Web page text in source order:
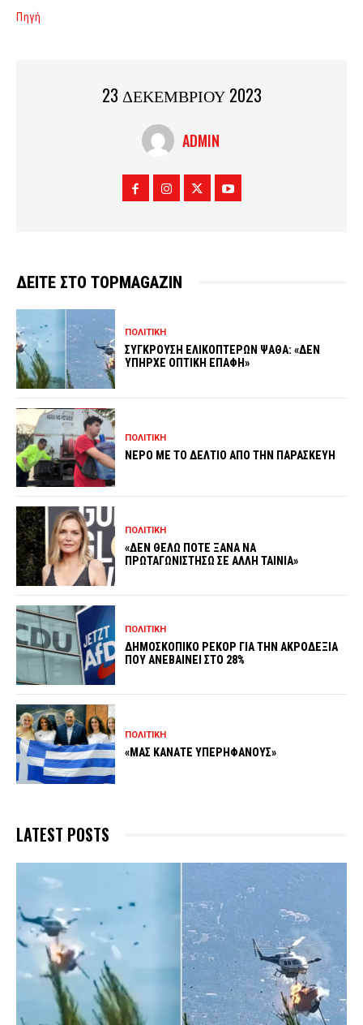
Πηγή
23 ΔΕΚΕΜΒΡΙΟΥ 2023
ADMIN
ΔΕΙΤΕ ΣΤΟ TOPMAGAZIN
ΠΟΛΙΤΙΚΗ
ΣΥΓΚΡΟΥΣΗ ΕΛΙΚΟΠΤΕΡΩΝ ΨΑΘΑ: «ΔΕΝ
ΥΠΗΡΧΕ ΟΠΤΙΚΗ ΕΠΑΦΗ»
ΠΟΛΙΤΙΚΗ
ΝΕΡΟ ΜΕ ΤΟ ΔΕΛΤΙΟ ΑΠΟ ΤΗΝ ΠΑΡΑΣΚΕΥΗ
ΠΟΛΙΤΙΚΗ
«ΔΕΝ ΘΕΛΩ ΠΟΤΕ ΞΑΝΑ ΝΑ
ΠΡΩΤΑΓΩΝΙΣΤΗΣΩ ΣΕ ΑΛΛΗ ΤΑΙΝΙΑ»
ΠΟΛΙΤΙΚΗ
ΔΗΜΟΣΚΟΠΙΚΟ ΡΕΚΟΡ ΓΙΑ ΤΗΝ ΑΚΡΟΔΕΞΙΑ
ΠΟΥ ΑΝΕΒΑΙΝΕΙ ΣΤΟ 28%
ΠΟΛΙΤΙΚΗ
«ΜΑΣ ΚΑΝΑΤΕ ΥΠΕΡΗΦΑΝΟΥΣ»
LATEST POSTS